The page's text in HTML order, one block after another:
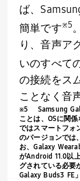
ば、
簡単です※5
り、音声ア
いのすべて
の接続をス
ことなく音
※5 Samsung
ことは、 OSに関係
ではスマートフォ
のバージョンでは、
お、Galaxy
がAndroid 11.0以
グされている必要
Galaxy Buds3 FE